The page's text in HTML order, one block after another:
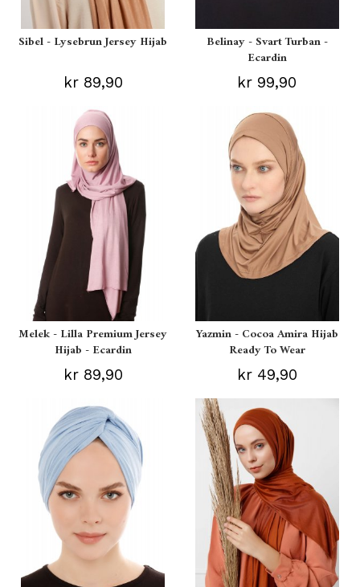
Sibel - Lysebrun Jersey Hijab
kr 89,90
Belinay - Svart Turban -
Ecardin
kr 99,90
Melek - Lilla Premium Jersey
Hijab - Ecardin
kr 89,90
Yazmin - Cocoa Amira Hijab
Ready To Wear
kr 49,90